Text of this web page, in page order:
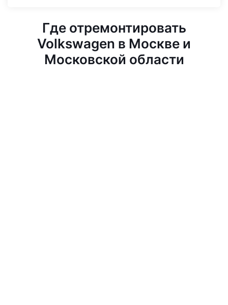
Где отремонтировать
Volkswagen в Москве и
Московской области